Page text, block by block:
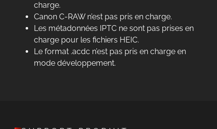
charge.
Canon C-RAW n’est pas pris en charge.
Les métadonnées IPTC ne sont pas prises en
charge pour les fichiers HEIC.
Le format .acdc n’est pas pris en charge en
mode développement.